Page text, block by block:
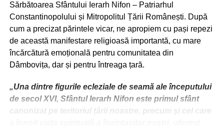
Sărbătoarea Sfântului Ierarh Nifon – Patriarhul
Constantinopolului și Mitropolitul Țării Românești. După
cum a precizat părintele vicar, ne apropiem cu pași repezi
de această manifestare religioasă importantă, cu mare
încărcătură emoțională pentru comunitatea din
Dâmbovița, dar și pentru întreaga țară.
„Una dintre figurile ecleziale de seamă ale începutului
de secol XVI, Sfântul Ierarh Nifon este primul sfânt
canonizat pe teritoriul țării noastre, precum și cel care